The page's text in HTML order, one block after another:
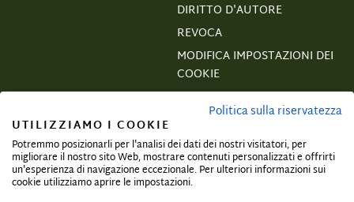
DIRITTO D'AUTORE
REVOCA
MODIFICA IMPOSTAZIONI DEI
COOKIE
VERTRAGSWIDERRUF
Iscriviti e assicurati offerte esclusive!
Politica sulla riservatezza
UTILIZZIAMO I COOKIE
Potremmo posizionarli per l'analisi dei dati dei nostri visitatori, per
migliorare il nostro sito Web, mostrare contenuti personalizzati e offrirti
un'esperienza di navigazione eccezionale. Per ulteriori informazioni sui
cookie utilizziamo aprire le impostazioni.